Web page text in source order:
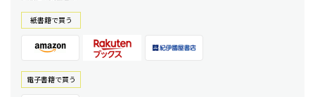
紙書籍で買う
電⼦書籍で買う